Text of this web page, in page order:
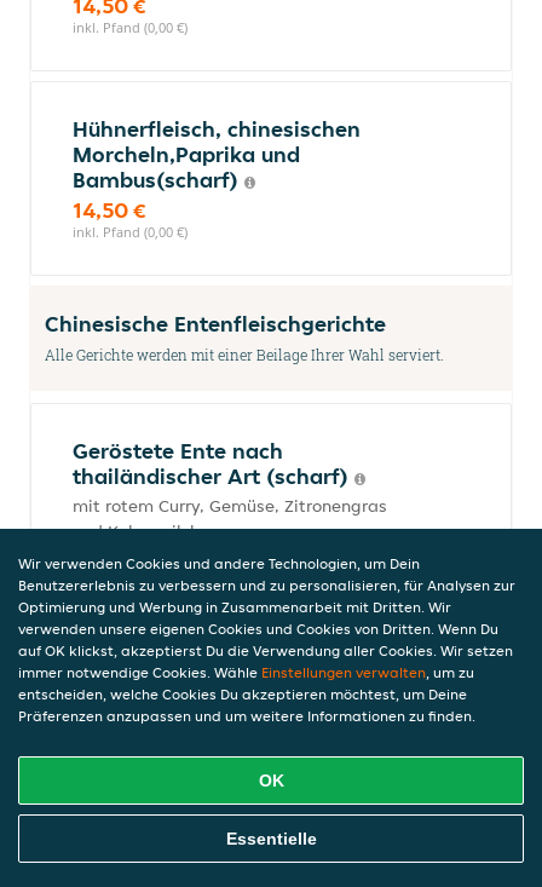
inkl. Pfand (0,00 €)
Hühnerfleisch, chinesischen
Morcheln,Paprika und
Bambus(scharf)
14,50 €
inkl. Pfand (0,00 €)
Chinesische Entenfleischgerichte
Alle Gerichte werden mit einer Beilage Ihrer Wahl serviert.
Geröstete Ente nach
thailändischer Art (scharf)
mit rotem Curry, Gemüse, Zitronengras
und Kokosmilch
15,50 €
inkl. Pfand (0,00 €)
Geröstete Ente Chop Suey
15,50 €
Geröstete Ente mit Mandeln
15,50 €
Online Essen Bestellen
Wir verwenden Cookies und andere Technologien, um Dein
Benutzererlebnis zu verbessern und zu personalisieren, für Analysen zur
Optimierung und Werbung in Zusammenarbeit mit Dritten. Wir
verwenden unsere eigenen Cookies und Cookies von Dritten. Wenn Du
auf OK klickst, akzeptierst Du die Verwendung aller Cookies. Wir setzen
immer notwendige Cookies. Wähle Einstellungen verwalten, um zu
entscheiden, welche Cookies Du akzeptieren möchtest, um Deine
Präferenzen anzupassen und um weitere Informationen zu finden.
OK
Essentielle